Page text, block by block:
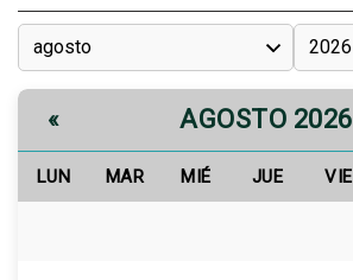
« AGOSTO 2026
LUN MAR MIÉ JUE VIE